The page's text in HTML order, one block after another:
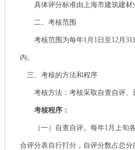
具体评分标准由上海市建筑建材
二、考核范围
考核范围为每年1月1日至12月31
内。
三、考核的方法和程序
考核方法：考核采取自查自评、
考核程序：
（一）自查自评。每年1月上旬各
合评分表自行打分，自评分数占总分